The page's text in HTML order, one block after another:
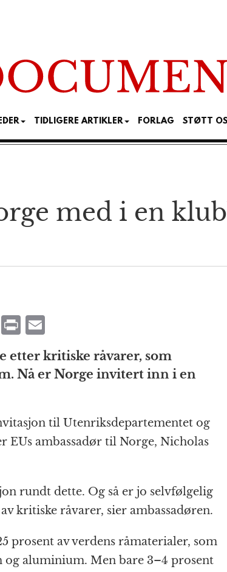
TIDLIGERE ARTIKLER FORLAG STØTT
med i en
T P
n
t
m
ai
l
etter kritiske råvarer, som
Nå er Norge invitert inn i en
til Utenriksdepartementet og
EUs ambassadør til Norge, Nicholas
rundt dette. Og så er jo selvfølgelig
kritiske råvarer, sier ambassadøren.
prosent av verdens råmaterialer, som
og aluminium. Men bare 3–4 prosent